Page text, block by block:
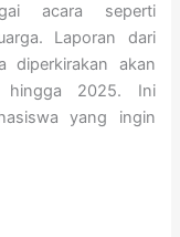
acara seperti
Laporan dari
diperkirakan akan
hingga 2025. Ini
yang ingin